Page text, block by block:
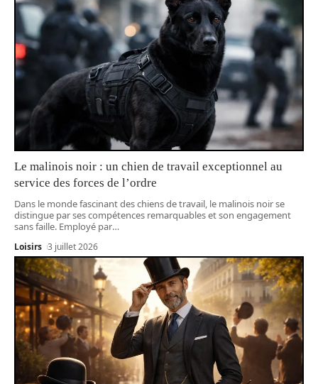
Le malinois noir : un chien de travail exceptionnel au
service des forces de l’ordre
Dans le monde fascinant des chiens de travail, le malinois noir se
distingue par ses compétences remarquables et son engagement
sans faille. Employé par…
Loisirs 3 juillet 2026